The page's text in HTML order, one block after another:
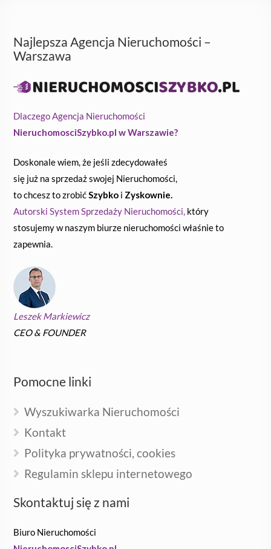
Najlepsza Agencja Nieruchomości –
Warszawa
Dlaczego Agencja Nieruchomości
NieruchomosciSzybko.pl w Warszawie?
Doskonale wiem, że jeśli zdecydowałeś
się już na sprzedaż swojej Nieruchomości,
to chcesz to zrobićSzybko i Zyskownie.
Autorski System Sprzedaży Nieruchomości, który
stosujemy w naszym biurze nieruchomości właśnie to
zapewnia.
Leszek Markiewicz
CEO & FOUNDER
Pomocne linki
Wyszukiwarka Nieruchomości
Kontakt
Polityka prywatności, cookies
Regulamin sklepu internetowego
Skontaktuj się z nami
Biuro Nieruchomości